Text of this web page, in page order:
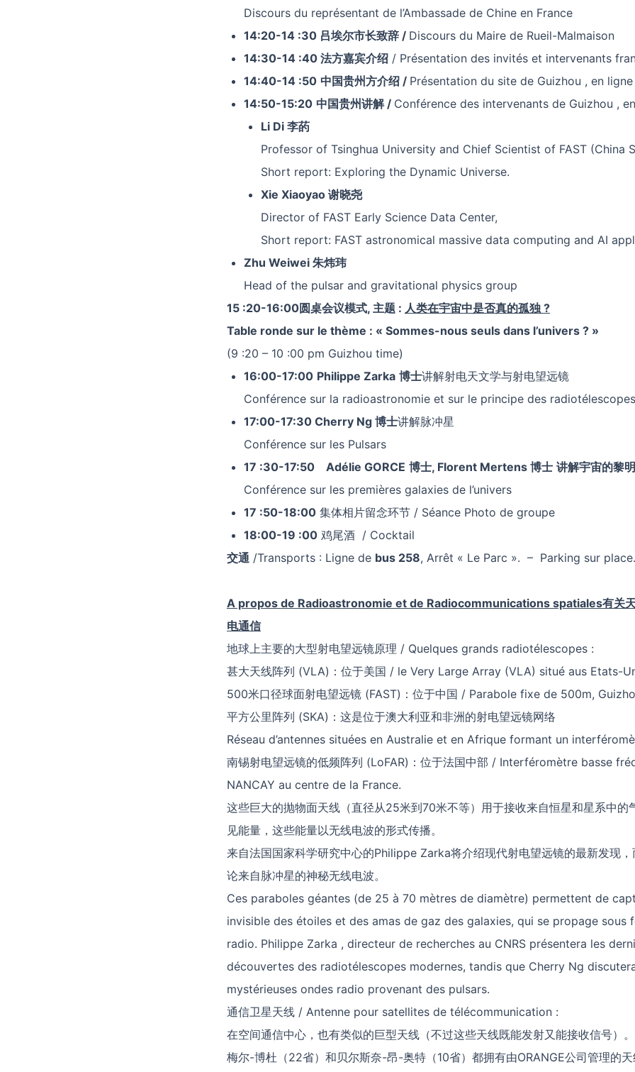
Discours du représentant de l’Ambassade de Chine en France
14:20-14 :30 吕埃尔市长致辞 / Discours du Maire de Rueil-Malmaison
14:30-14 :40 法方嘉宾介绍 / Présentation des invités et intervenants
14:40-14 :50 中国贵州方介绍 / Présentation du site de Guizhou , en ligne
14:50-15:20 中国贵州讲解 / Conférence des intervenants de Guizhou ,
Li Di 李菂
Professor of Tsinghua University and Chief Scientist of FAST (China
Short report: Exploring the Dynamic Universe.
Xie Xiaoyao 谢晓尧
Director of FAST Early Science Data Center,
Short report: FAST astronomical massive data computing and AI
Zhu Weiwei 朱炜玮
Head of the pulsar and gravitational physics group
15 :20-16:00圆桌会议模式, 主题 : 人类在宇宙中是否真的孤独 ?
Table ronde sur le thème : « Sommes-nous seuls dans l’univers ? »
(9 :20 – 10 :00 pm Guizhou time)
16:00-17:00 Philippe Zarka 博士讲解射电天文学与射电望远镜
Conférence sur la radioastronomie et sur le principe des radiotélescopes
17:00-17:30 Cherry Ng 博士讲解脉冲星
Conférence sur les Pulsars
17 :30-17:50 Adélie GORCE 博士, Florent Mertens 博士 讲解宇宙的黎明
Conférence sur les premières galaxies de l’univers
17 :50-18:00 集体相片留念环节 / Séance Photo de groupe
18:00-19 :00 鸡尾酒 / Cocktail
交通 /Transports : Ligne de bus 258, Arrêt « Le Parc ». – Parking sur place.
A propos de Radioastronomie et de Radiocommunications spatiales有关
电通信
地球上主要的大型射电望远镜原理 / Quelques grands radiotélescopes :
甚大天线阵列 (VLA)：位于美国 / le Very Large Array (VLA) situé aus Etats-
500米口径球面射电望远镜 (FAST)：位于中国 / Parabole fixe de 500m,
平方公里阵列 (SKA)：这是位于澳大利亚和非洲的射电望远镜网络
Réseau d’antennes situées en Australie et en Afrique formant un
南锡射电望远镜的低频阵列 (LoFAR)：位于法国中部 / Interféromètre basse
NANCAY au centre de la France.
这些巨大的抛物面天线（直径从25米到70米不等）用于接收来自恒星和星系中的
见能量，这些能量以无线电波的形式传播。
来自法国国家科学研究中心的Philippe Zarka将介绍现代射电望远镜的最新发现
论来自脉冲星的神秘无线电波。
Ces paraboles géantes (de 25 à 70 mètres de diamètre) permettent de
invisible des étoiles et des amas de gaz des galaxies, qui se propage sous
radio. Philippe Zarka , directeur de recherches au CNRS présentera les
découvertes des radiotélescopes modernes, tandis que Cherry Ng
mystérieuses ondes radio provenant des pulsars.
通信卫星天线 / Antenne pour satellites de télécommunication :
在空间通信中心，也有类似的巨型天线（不过这些天线既能发射又能接收信号）
梅尔-博杜（22省）和贝尔斯奈-昂-奥特（10省）都拥有由ORANGE公司管理的